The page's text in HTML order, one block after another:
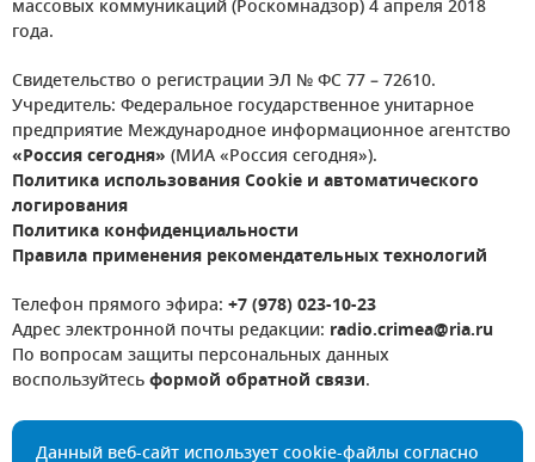
массовых коммуникаций (Роскомнадзор) 4 апреля 2018
года.
Свидетельство о регистрации ЭЛ № ФС 77 – 72610.
Учредитель: Федеральное государственное унитарное
предприятие Международное информационное агентство
«Россия сегодня» (МИА «Россия сегодня»).
Политика использования Cookie и автоматического
логирования
Политика конфиденциальности
Правила применения рекомендательных технологий
Телефон прямого эфира: +7 (978) 023-10-23
Адрес электронной почты редакции: radio.crimea@ria.ru
По вопросам защиты персональных данных
воспользуйтесьформой обратной связи.
Данный веб-сайт использует cookie-файлы согласно